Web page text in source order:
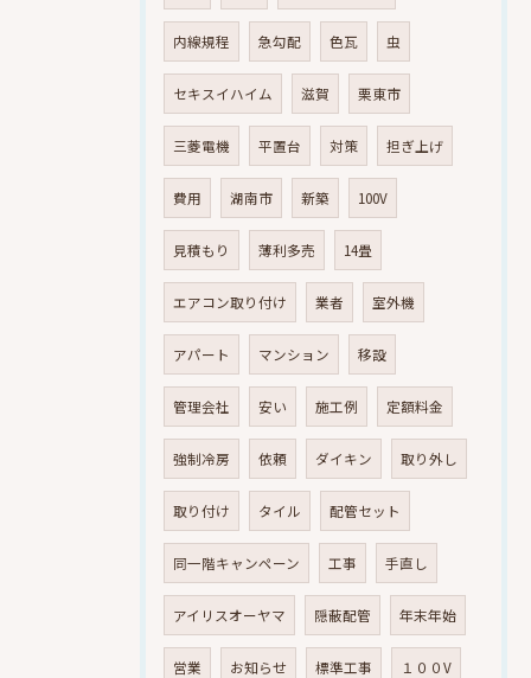
内線規程 急勾配 色瓦 虫
セキスイハイム 滋賀 栗東市
三菱電機 平置台 対策 担ぎ上げ
費用 湖南市 新築 100V
見積もり 薄利多売 14畳
エアコン取り付け 業者 室外機
アパート マンション 移設
管理会社 安い 施工例 定額料金
強制冷房 依頼 ダイキン 取り外し
取り付け タイル 配管セット
同一階キャンペーン 工事 手直し
アイリスオーヤマ 隠蔽配管 年末年始
営業 お知らせ 標準工事 １００V